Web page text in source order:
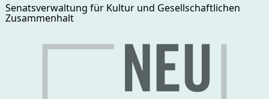
Senatsverwaltung für Kultur und Gesellschaftlichen
Zusammenhalt